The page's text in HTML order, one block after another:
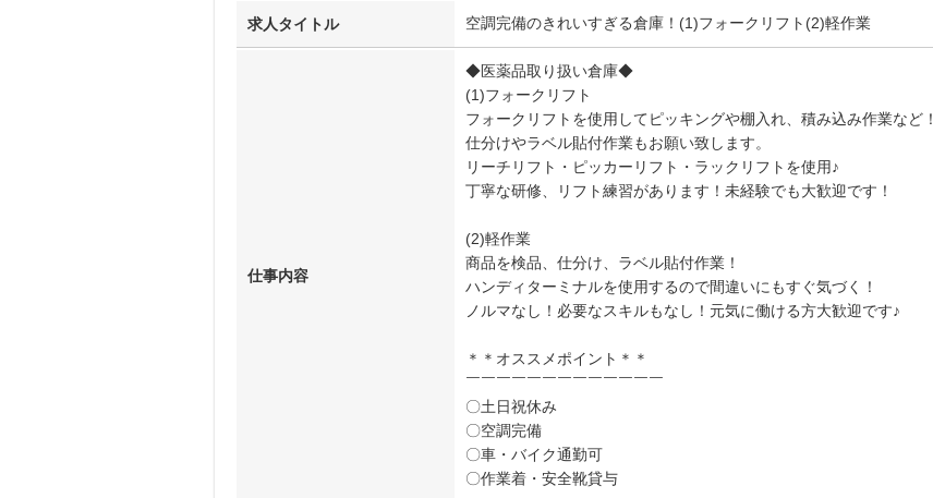
求人タイトル 空調完備のきれいすぎる倉庫！(1)フォークリフト(2)軽作業
仕事内容
◆医薬品取り扱い倉庫◆
(1)フォークリフト
フォークリフトを使用してピッキングや棚入れ、積み込み作業など！
仕分けやラベル貼付作業もお願い致します。
リーチリフト・ピッカーリフト・ラックリフトを使用♪
丁寧な研修、リフト練習があります！未経験でも大歓迎です！
(2)軽作業
商品を検品、仕分け、ラベル貼付作業！
ハンディターミナルを使用するので間違いにもすぐ気づく！
ノルマなし！必要なスキルもなし！元気に働ける方大歓迎です♪
＊＊オススメポイント＊＊
￣￣￣￣￣￣￣￣￣￣￣￣￣
〇土日祝休み
〇空調完備
〇車・バイク通勤可
〇作業着・安全靴貸与